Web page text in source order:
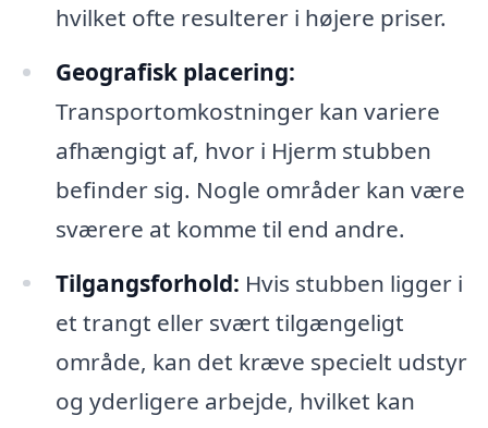
hvilket ofte resulterer i højere priser.
Geografisk placering:
Transportomkostninger kan variere
afhængigt af, hvor i Hjerm stubben
befinder sig. Nogle områder kan være
sværere at komme til end andre.
Tilgangsforhold: Hvis stubben ligger i
et trangt eller svært tilgængeligt
område, kan det kræve specielt udstyr
og yderligere arbejde, hvilket kan